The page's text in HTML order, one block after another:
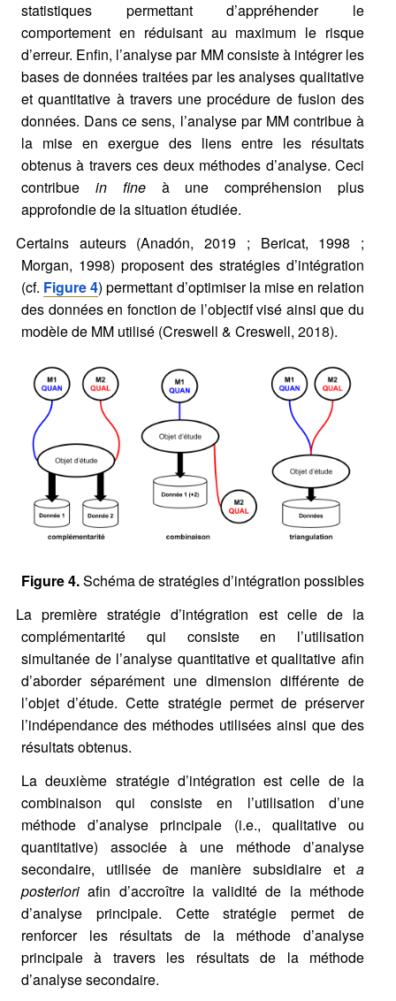
statistiques permettant d’appréhender le
comportement en réduisant au maximum le risque
d’erreur. Enfin, l’analyse par MM consiste à intégrer les
bases de données traitées par les analyses qualitative
et quantitative à travers une procédure de fusion des
données. Dans ce sens, l’analyse par MM contribue à
la mise en exergue des liens entre les résultats
obtenus à travers ces deux méthodes d’analyse. Ceci
contribue in fineà une compréhension plus
approfondie de la situation étudiée.
Certains auteurs (Anadón, 2019 ; Bericat, 1998 ;
Morgan, 1998) proposent des stratégies d’intégration
(cf. Figure 4) permettant d’optimiser la mise en relation
des données en fonction de l’objectif visé ainsi que du
modèle de MM utilisé (Creswell & Creswell, 2018).
Figure 4.Schéma de stratégies d’intégration possibles
La première stratégie d’intégration est celle de la
complémentarité qui consiste en l’utilisation
simultanée de l’analyse quantitative et qualitative afin
d’aborder séparément une dimension différente de
l’objet d’étude. Cette stratégie permet de préserver
l’indépendance des méthodes utilisées ainsi que des
résultats obtenus.
La deuxième stratégie d’intégration est celle de la
combinaison qui consiste en l’utilisation d’une
méthode d’analyse principale (i.e., qualitative ou
quantitative) associée à une méthode d’analyse
secondaire, utilisée de manière subsidiaire et a
posteriori afin d’accroître la validité de la méthode
d’analyse principale. Cette stratégie permet de
renforcer les résultats de la méthode d’analyse
principale à travers les résultats de la méthode
d’analyse secondaire.